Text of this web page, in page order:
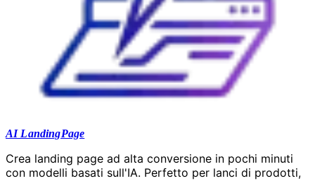
AI LandingPage
Crea landing page ad alta conversione in pochi minuti
con modelli basati sull'IA. Perfetto per lanci di prodotti,